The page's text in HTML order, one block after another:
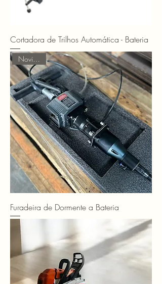
Cortadora de Trilhos Automática - Bateria
Novidades
Furadeira de Dormente a Bateria